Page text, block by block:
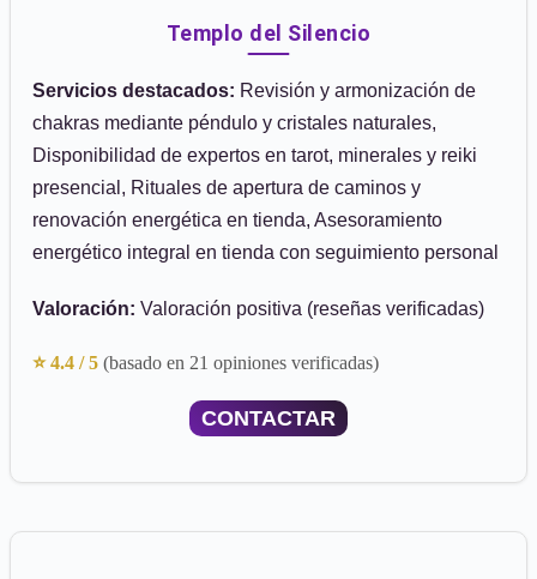
Templo del Silencio
Servicios destacados: Revisión y armonización de
chakras mediante péndulo y cristales naturales,
Disponibilidad de expertos en tarot, minerales y reiki
presencial, Rituales de apertura de caminos y
renovación energética en tienda, Asesoramiento
energético integral en tienda con seguimiento personal
Valoración: Valoración positiva (reseñas verificadas)
⭐ 4.4 / 5 (basado en 21 opiniones verificadas)
CONTACTAR